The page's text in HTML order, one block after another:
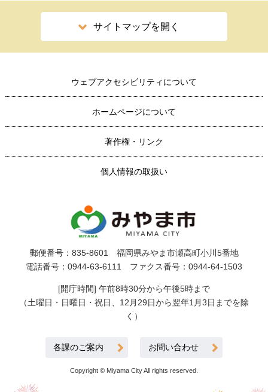
サイトマップを開く
ウェブアクセシビリティについて
ホームページについて
著作権・リンク
個人情報の取扱い
郵便番号：835-8601 福岡県みやま市瀬高町小川5番地
電話番号：0944-63-6111 ファクス番号：0944-64-1503
[開庁時間] 午前8時30分から午後5時まで
（土曜日・日曜日・祝日、12月29日から翌年1月3日までを除
く）
各課のご案内 お問い合わせ
Copyright © Miyama City All rights reserved.